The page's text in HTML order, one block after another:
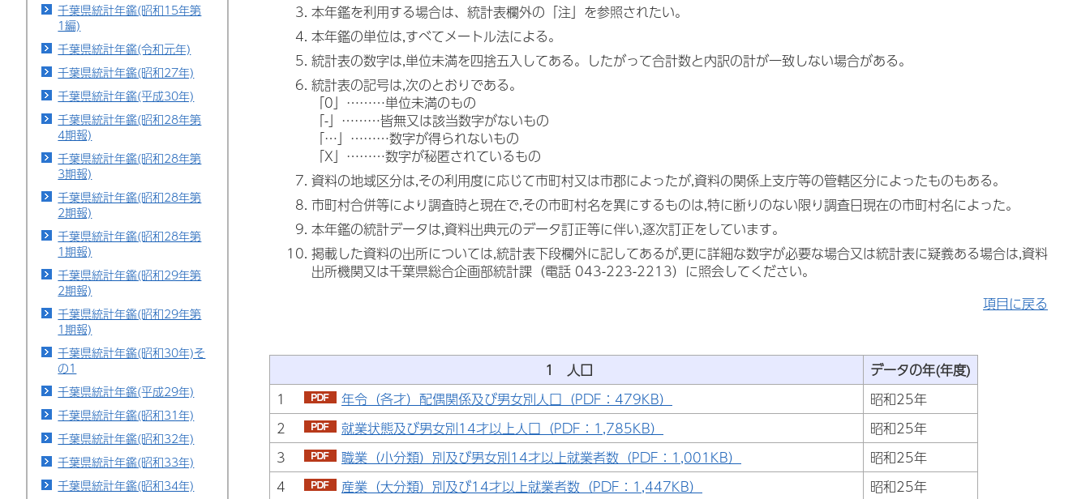
千葉県統計年鑑(昭和15年第
1編)
千葉県統計年鑑(令和元年)
千葉県統計年鑑(昭和27年)
千葉県統計年鑑(平成30年)
千葉県統計年鑑(昭和28年第
4期報)
千葉県統計年鑑(昭和28年第
3期報)
千葉県統計年鑑(昭和28年第
2期報)
千葉県統計年鑑(昭和28年第
1期報)
千葉県統計年鑑(昭和29年第
2期報)
千葉県統計年鑑(昭和29年第
1期報)
千葉県統計年鑑(昭和30年)そ
の1
千葉県統計年鑑(平成29年)
千葉県統計年鑑(昭和31年)
千葉県統計年鑑(昭和32年)
千葉県統計年鑑(昭和33年)
千葉県統計年鑑(昭和34年)
本年鑑を利用する場合は、統計表欄外の「注」を参照されたい。
本年鑑の単位は,すべてメートル法による。
統計表の数字は,単位未満を四捨五入してある。したがって合計数と内訳の計が一致しない場合がある。
統計表の記号は,次のとおりである。
「0」………単位未満のもの
「-」………皆無又は該当数字がないもの
「…」………数字が得られないもの
「X」………数字が秘匿されているもの
資料の地域区分は,その利用度に応じて市町村又は市郡によったが,資料の関係上支庁等の管轄区分によったものもある。
市町村合併等により調査時と現在で,その市町村名を異にするものは,特に断りのない限り調査日現在の市町村名によった。
本年鑑の統計データは,資料出典元のデータ訂正等に伴い,逐次訂正をしています。
掲載した資料の出所については,統計表下段欄外に記してあるが,更に詳細な数字が必要な場合又は統計表に疑義ある場合は,資料
出所機関又は千葉県総合企画部統計課（電話 043-223-2213）に照会してください。
項目に戻る
1 人口
データの年(年度)
1
年令（各才）配偶関係及び男女別人口（PDF：479KB）
昭和25年
2
就業状態及び男女別14才以上人口（PDF：1,785KB）
昭和25年
3
職業（小分類）別及び男女別14才以上就業者数（PDF：1,001KB）
昭和25年
4
産業（大分類）別及び14才以上就業者数（PDF：1,447KB）
昭和25年